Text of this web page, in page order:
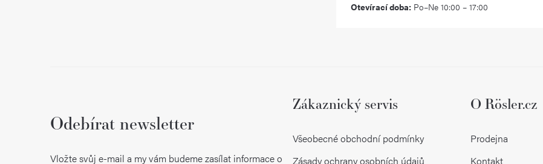
Otevírací doba: Po–Ne 10:00 – 17:00
Odebírat newsletter
Vložte svůj e-mail a my vám budeme zasílat informace o
Zákaznický servis
Všeobecné obchodní podmínky
Zásady ochrany osobních údajů
O Rösler.cz
Prodejna
Kontakt